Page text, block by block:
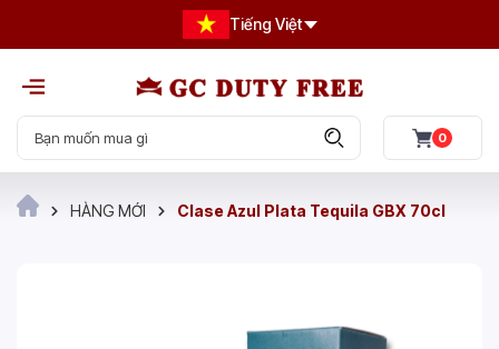
Tiếng Việt
0
HÀNG MỚI Clase Azul Plata Tequila GBX 70cl